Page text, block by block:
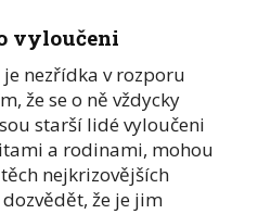
vyloučeni
je nezřídka v rozporu
že se o ně vždycky
starší lidé vyloučeni
a rodinami, mohou
nejkrizovějších
že je jim